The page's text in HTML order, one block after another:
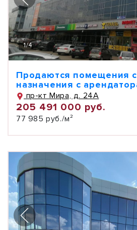
1/4
Продаются помещения
назначения с
пр-кт Мира, д. 24А
205 491 000 руб.
77 985 руб./м²